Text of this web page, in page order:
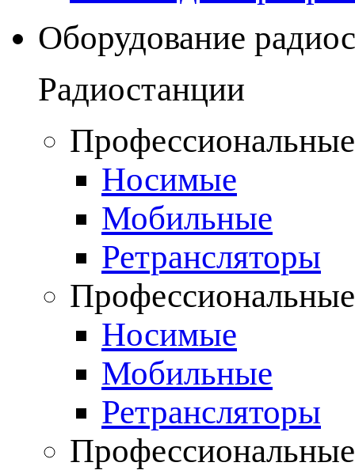
Оборудование
Радиостанции
Носимые
Мобильные
Ретрансляторы
Носимые
Мобильные
Ретрансляторы